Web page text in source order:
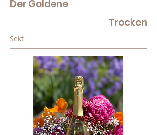
Der Goldene
Trocken
Sekt